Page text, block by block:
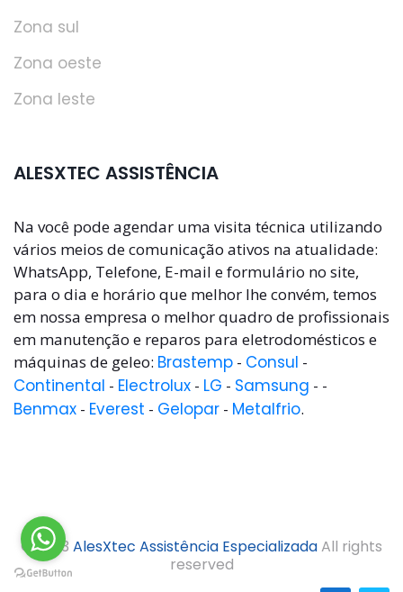
Zona sul
Zona oeste
Zona leste
ALESXTEC ASSISTÊNCIA
Na você pode agendar uma visita técnica utilizando
vários meios de comunicação ativos na atualidade:
WhatsApp, Telefone, E-mail e formulário no site,
para o dia e horário que melhor lhe convém, temos
em nossa empresa o melhor quadro de profissionais
em manutenção e reparos para eletrodomésticos e
máquinas de geleo: Brastemp - Consul -
Continental - Electrolux - LG - Samsung - -
Benmax - Everest - Gelopar - Metalfrio.
© 2023 AlesXtec Assistência EspecializadaAll rights
reserved